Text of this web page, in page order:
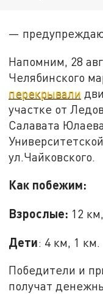
—
Напомним, 28
Челябинского
перекрывали
участке от
Салавата
ул.Чайковского.
Как побежим:
Взрослые: 12
Дети: 4 км, 1 км.
Победители и
получат